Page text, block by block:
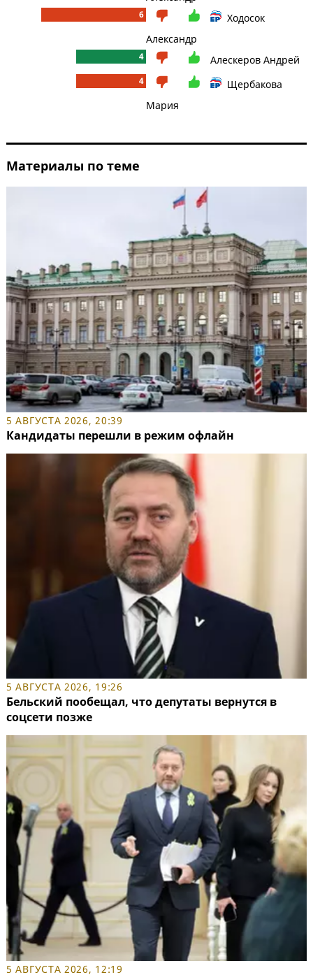
6
Ходосок
Александр
4 Алескеров Андрей
4
Щербакова
Мария
Материалы по теме
5 АВГУСТА 2026, 20:39
Кандидаты перешли в режим офлайн
5 АВГУСТА 2026, 19:26
Бельский пообещал, что депутаты вернутся в
соцсети позже
5 АВГУСТА 2026, 12:19